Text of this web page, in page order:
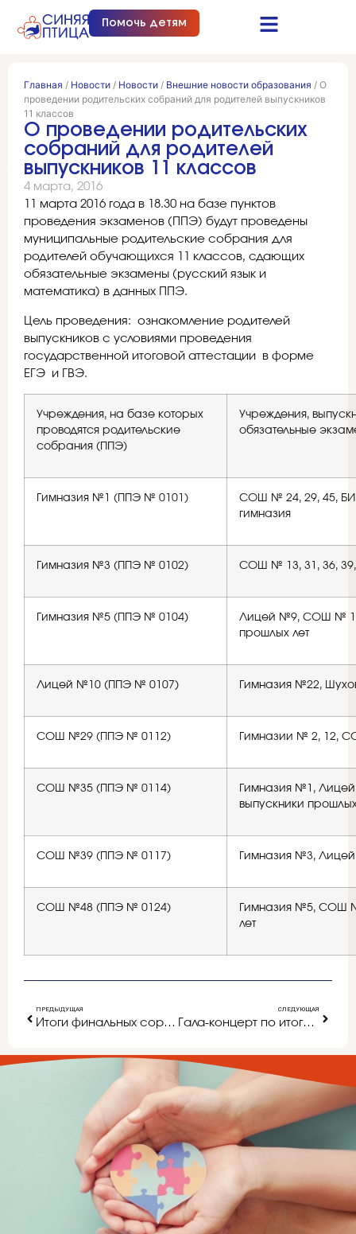
Помочь детям
Главная / Новости / Новости / Внешние новости образования / О
проведении родительских собраний для родителей выпускников
11 классов
О проведении родительских
собраний для родителей
выпускников 11 классов
4 марта, 2016
11 марта 2016 года в 18.30 на базе пунктов
проведения экзаменов (ППЭ) будут проведены
муниципальные родительские собрания для
родителей обучающихся 11 классов, сдающих
обязательные экзамены (русский язык и
математика) в данных ППЭ.
Цель проведения: ознакомление родителей
выпускников с условиями проведения
государственной итоговой аттестации в форме
ЕГЭ и ГВЭ.
Учреждения, на базе которых
проводятся родительские
собрания (ППЭ)
Учреждения,
обязательные
Гимназия №1 (ППЭ № 0101)
СОШ № 24, 29, 45,
гимназия
Гимназия №3 (ППЭ № 0102) СОШ № 13, 31, 36, 39,
Гимназия №5 (ППЭ № 0104)
Лицей №9, СОШ № 19,
прошлых лет
Лицей №10 (ППЭ № 0107) Гимназия №22,
СОШ №29 (ППЭ № 0112) Гимназии № 2, 12,
СОШ №35 (ППЭ № 0114)
Гимназия №1,
выпускники
СОШ №39 (ППЭ № 0117) Гимназия №3,
СОШ №48 (ППЭ № 0124)
Гимназия №5, СОШ
лет
ПРЕДЫДУЩАЯ
Итоги финальных соревнований по зимнему многоборью ГТО
СЛЕДУЮЩАЯ
Гала-концерт по итогам городского смотра-конкурса творческой самодеятельности среди работников ДОУ города Белгорода